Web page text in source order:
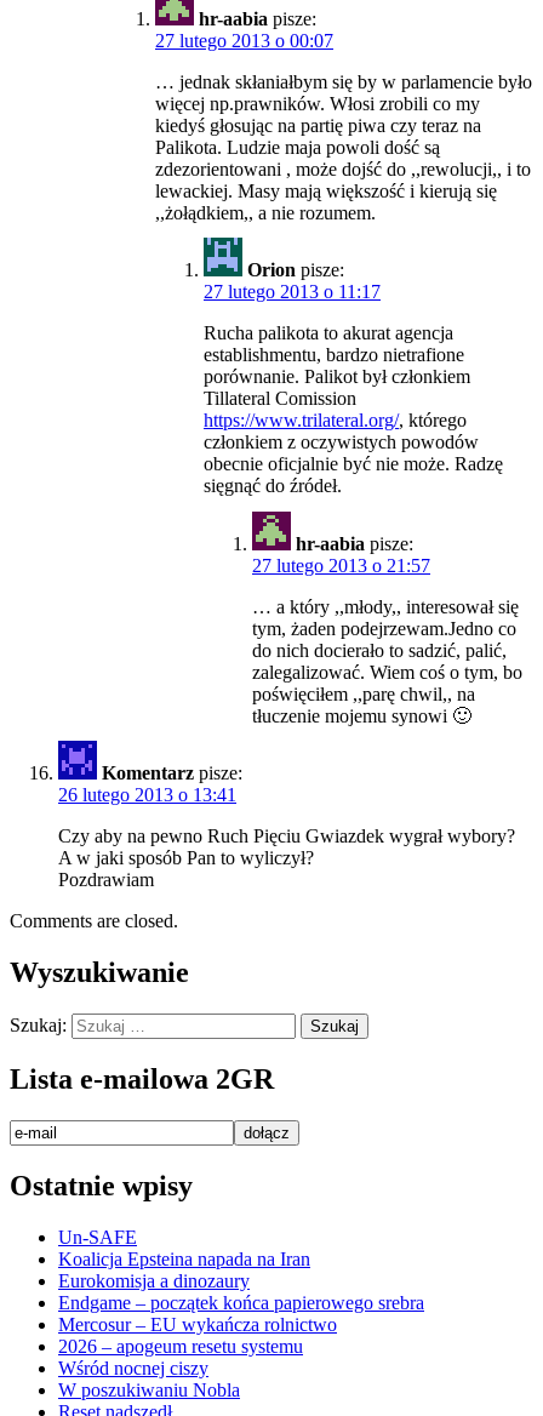
hr-aabia pisze:
27 lutego 2013 o 00:07
… jednak skłaniałbym się by w parlamencie było
więcej np.prawników. Włosi zrobili co my
kiedyś głosując na partię piwa czy teraz na
Palikota. Ludzie maja powoli dość są
zdezorientowani , może dojść do ,,rewolucji,, i to
lewackiej. Masy mają większość i kierują się
,,żołądkiem,, a nie rozumem.
Orion pisze:
27 lutego 2013 o 11:17
Rucha palikota to akurat agencja
establishmentu, bardzo nietrafione
porównanie. Palikot był członkiem
Tillateral Comission
https://www.trilateral.org/, którego
członkiem z oczywistych powodów
obecnie oficjalnie być nie może. Radzę
sięgnąć do źródeł.
hr-aabia pisze:
27 lutego 2013 o 21:57
… a który ,,młody,, interesował się
tym, żaden podejrzewam.Jedno co
do nich docierało to sadzić, palić,
zalegalizować. Wiem coś o tym, bo
poświęciłem ,,parę chwil,, na
tłuczenie mojemu synowi 🙂
Komentarz pisze:
26 lutego 2013 o 13:41
Czy aby na pewno Ruch Pięciu Gwiazdek wygrał wybory?
A w jaki sposób Pan to wyliczył?
Pozdrawiam
Comments are closed.
Wyszukiwanie
Szukaj:
Lista e-mailowa 2GR
Ostatnie wpisy
Un-SAFE
Koalicja Epsteina napada na Iran
Eurokomisja a dinozaury
Endgame – początek końca papierowego srebra
Mercosur – EU wykańcza rolnictwo
2026 – apogeum resetu systemu
Wśród nocnej ciszy
W poszukiwaniu Nobla
Reset nadszedł